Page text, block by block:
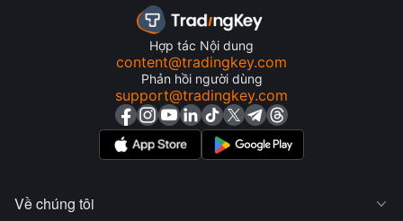
Hợp tác Nội dung
content@tradingkey.com
Phản hồi người dùng
support@tradingkey.com
Về chúng tôi 